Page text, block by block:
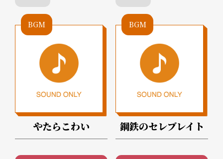
BGM
やたらこわい
BGM
鋼鉄のセレブレイト